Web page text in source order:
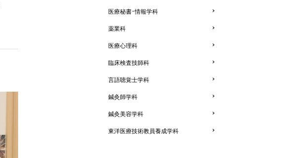
医療秘書・情報学科
薬業科
医療心理科
臨床検査技師科
言語聴覚士学科
鍼灸師学科
鍼灸美容学科
東洋医療技術教員養成学科